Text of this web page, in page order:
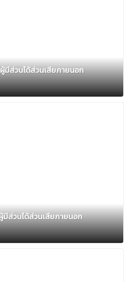
มีส่วนได้ส่วนเสียภายนอก
มีส่วนได้ส่วนเสียภายนอก